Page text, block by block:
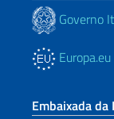
Governo
Europa.eu
Embaixada